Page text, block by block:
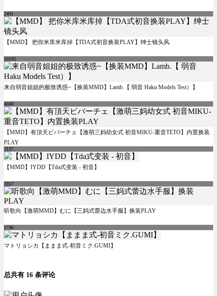
2491
【MMD】 把你米库米库掉【TDA式初音换装PLAY】绅士镜头风
10195
来自弱音姐姐的极致诱惑~【换装MMD】Lamb.【 弱音 Haku Models Test）】
4048
【MMD】有頂天ビバーチェ【激萌三妈幼女式 初音MIKU-重音TETO】内置换装
PLAY
2137
【MMD】IYDD【Tda式变装 - 初音】
2857
听歌向【激萌MMD】むに【三妈式蕾边水手服】换装PLAY
1746
マトリョシカ【ままま式-初音ミク.GUMI】
总共有 16 条评论